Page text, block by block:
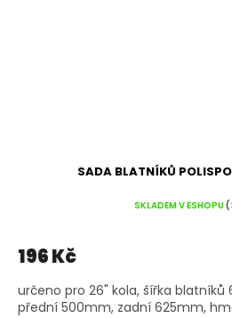
SADA BLATNÍKŮ
SKLADEM V ESHOPU
196 Kč
určeno pro 26" kola, šířka
přední 500mm, zadní 625mm,